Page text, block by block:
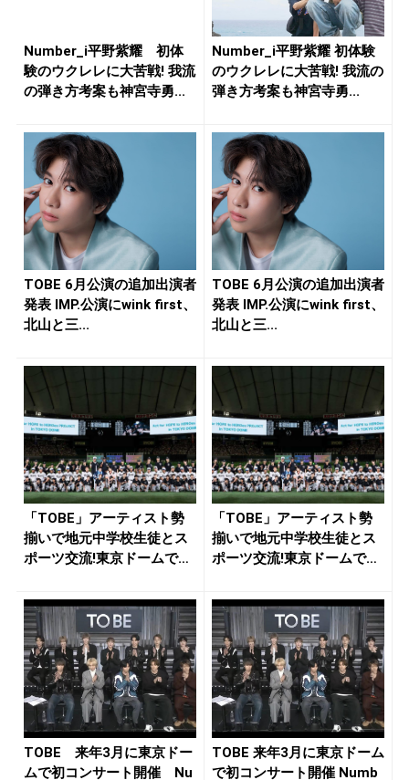
Number_i平野紫耀 初体
験のウクレレに大苦戦! 我流
の弾き方考案も神宮寺勇...
Number_i平野紫耀 初体験
のウクレレに大苦戦! 我流の
弾き方考案も神宮寺勇...
TOBE 6月公演の追加出演者
発表 IMP.公演にwink first、
北山と三...
TOBE 6月公演の追加出演者
発表 IMP.公演にwink first、
北山と三...
「TOBE」アーティスト勢
揃いで地元中学校生徒とス
ポーツ交流!東京ドームで開
「TOBE」アーティスト勢
揃いで地元中学校生徒とス
ポーツ交流!東京ドームで開
TOBE 来年3月に東京ドー
ムで初コンサート開催 Nu
TOBE 来年3月に東京ドーム
で初コンサート開催 Numb